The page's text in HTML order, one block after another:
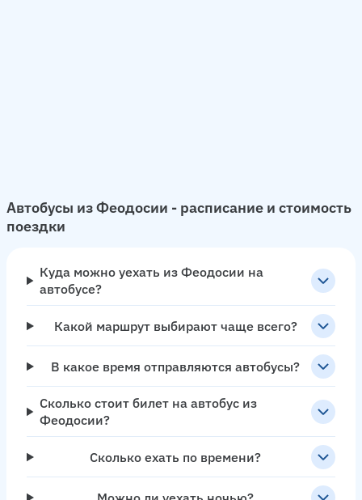
Автобусы из Феодосии - расписание и стоимость
поездки
Куда можно уехать из Феодосии на
автобусе?
Какой маршрут выбирают чаще всего?
В какое время отправляются автобусы?
Сколько стоит билет на автобус из
Феодосии?
Сколько ехать по времени?